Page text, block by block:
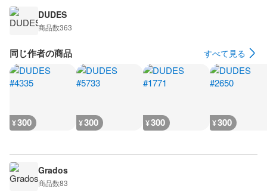
DUDES
商品数363
同じ作者の商品 すべて見る
¥300 ¥300 ¥300 ¥300
Grados
商品数83